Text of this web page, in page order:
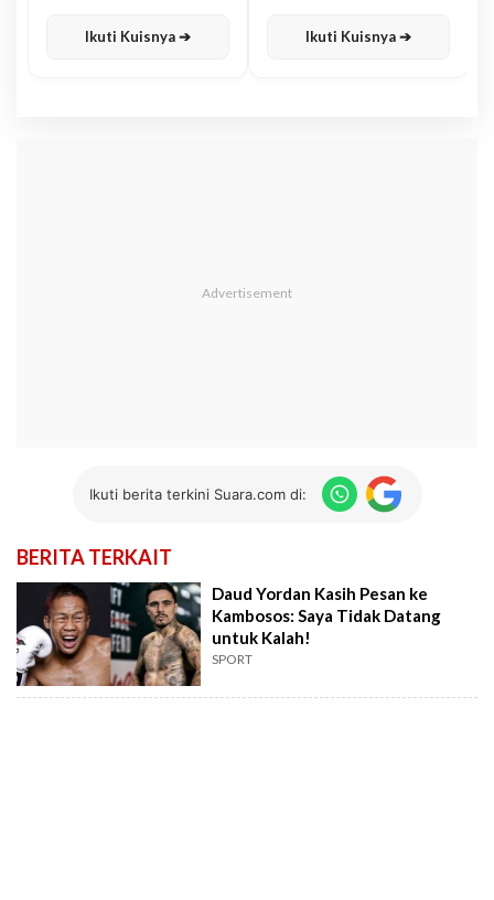
Ikuti Kuisnya ➔ Ikuti Kuisnya ➔
Ikuti berita terkini Suara.com di:
BERITA TERKAIT
Daud Yordan Kasih Pesan ke
Kambosos: Saya Tidak Datang
untuk Kalah!
SPORT